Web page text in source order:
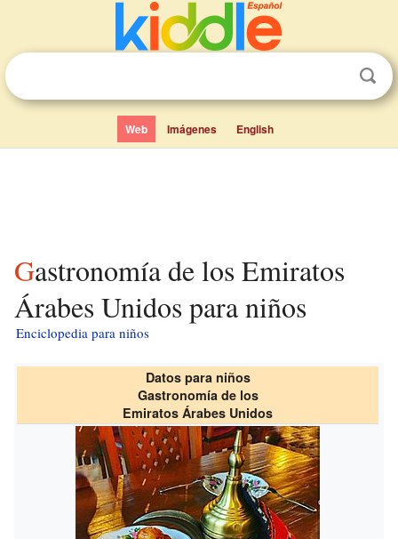
Web Imágenes English
Gastronomía de los Emiratos
Árabes Unidos para niños
Enciclopedia para niños
Datos para niños
Gastronomía de los
Emiratos Árabes Unidos